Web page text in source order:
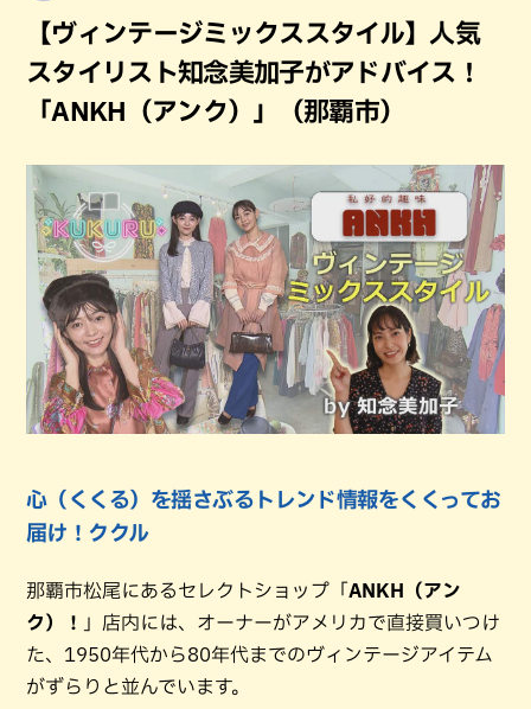
【ヴィンテージミックススタイル】人気
スタイリスト知念美加子がアドバイス！
「ANKH（アンク）」（那覇市）
心（くくる）を揺さぶるトレンド情報をくくってお
届け！ククル
那覇市松尾にあるセレクトショップ「 ANKH（アン
ク）！
」店内には、オーナーがアメリカで直接買いつけ
た、1950年代から80年代までのヴィンテージアイテム
がずらりと並んでいます。